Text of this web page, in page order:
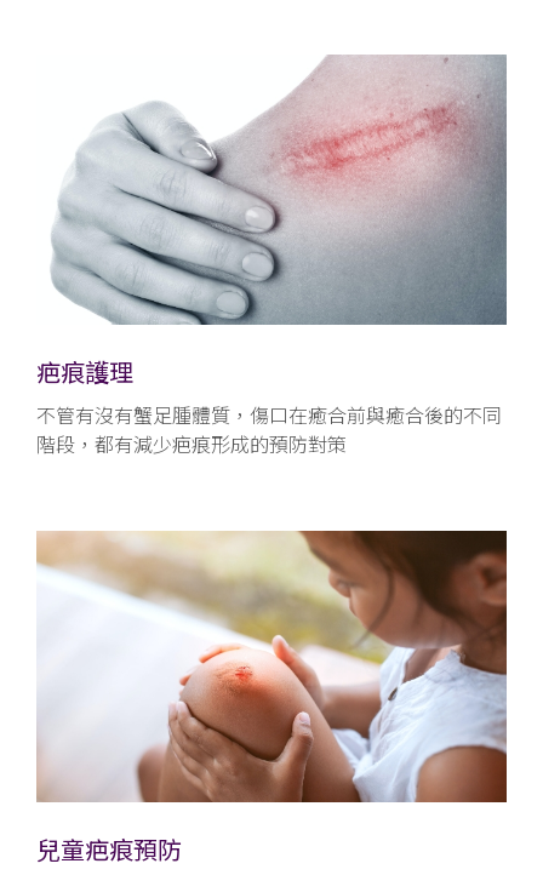
疤痕護理
不管有沒有蟹足腫體質，傷口在癒合前與癒合後的不同
階段，都有減少疤痕形成的預防對策
兒童疤痕預防